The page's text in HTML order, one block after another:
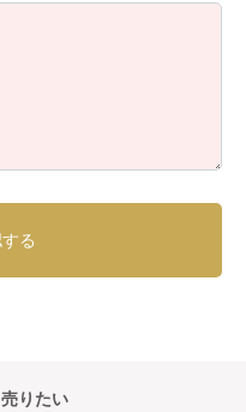
売りたい